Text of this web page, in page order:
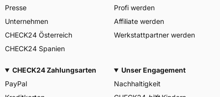
Presse
Unternehmen
CHECK24 Österreich
CHECK24 Spanien
Profi werden
Affiliate werden
Werkstattpartner werden
CHECK24 Zahlungsarten
PayPal
Unser Engagement
Nachhaltigkeit